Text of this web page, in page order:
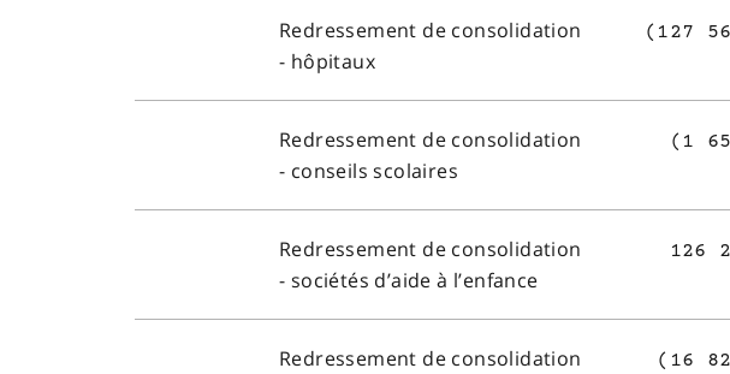
Redressement de consolidation
- hôpitaux
(127
Redressement de consolidation
- conseils scolaires
(1
Redressement de consolidation
- sociétés d’aide à l’enfance
126
Redressement de consolidation
(16